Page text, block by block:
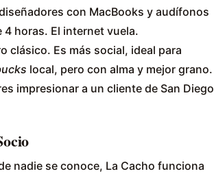
con MacBooks y audífonos
horas. El internet vuela.
clásico. Es más social, ideal para
local, pero con alma y mejor grano.
impresionar a un cliente de San Diego
nadie se conoce, La Cacho funciona